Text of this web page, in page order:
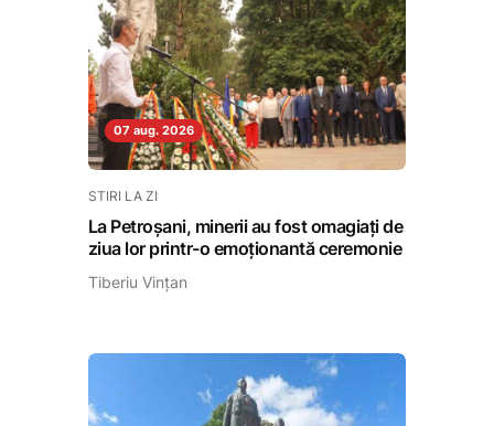
07 aug. 2026
STIRI LA ZI
La Petroșani, minerii au fost omagiați de
ziua lor printr-o emoționantă ceremonie
Tiberiu Vințan